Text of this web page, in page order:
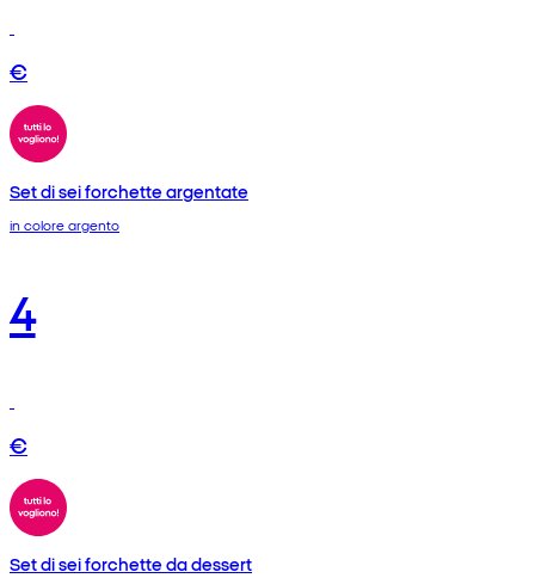
€
Set di sei forchette argentate
in colore argento
4
€
Set di sei forchette da dessert